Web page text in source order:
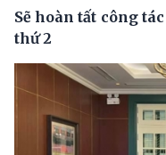
Sẽ hoàn tất công
thứ 2